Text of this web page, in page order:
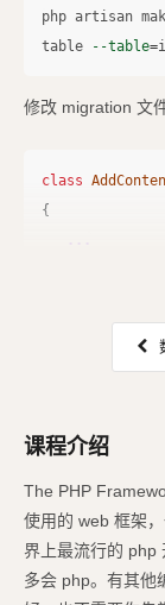
php artisan
table
--table=
修改 migration 文
class
{
课程介绍
The PHP
使用的 web 框架
界上最流行的 php
多会 php。有其他